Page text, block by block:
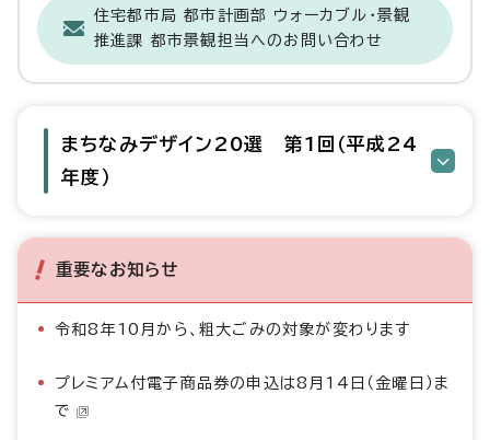
住宅都市局 都市計画部 ウォーカブル・景観
推進課 都市景観担当へのお問い合わせ
まちなみデザイン20選 第1回（平成24
年度）
重要なお知らせ
令和8年10月から、粗大ごみの対象が変わります
プレミアム付電子商品券の申込は8月14日（金曜日）ま
で